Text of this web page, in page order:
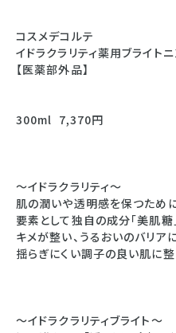
コスメデコルテ
イドラクラリティ薬用ブライト
【医薬部外品】
300ml 7,370円
〜イドラクラリティ〜
肌の潤いや透明感を保つため
要素として独自の成分「美肌糖
キメが整い、うるおいのバリア
揺らぎにくい調子の良い肌に整
〜イドラクラリティブライト〜